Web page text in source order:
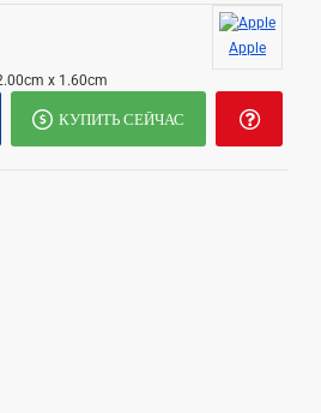
x 1.60cm
Apple
КУПИТЬ СЕЙЧАС